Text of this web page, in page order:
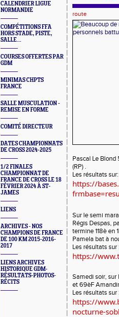
CALENDRIER LIGUE
NORMANDIE
COMPÉTITIONS FFA
HORS STADE, PISTE,
SALLE...
COURSES OFFERTES PAR
GDM
MINIMAS CHPTS
FRANCE
SALLE MUSCULATION -
REMISE EN FORME
COMITÉ DIRECTEUR
DATES CHAMPIONNATS
DE CROSS 2024-2025
1/2 FINALES
CHAMPIONNAT DE
FRANCE DE CROSS LE 18
FÉVRIER 2024 À ST-
JAMES
LIENS
ARCHIVES - NOS
CHAMPIONS DE FRANCE
DE 100 KM 2015-2016-
2017
LIENS ARCHIVES
HISTORIQUE GDM-
RÉSULTATS-PHOTOS-
RÉCITS
route
Pascal Le
(RP) .
Les résultats sur:
https://
Sur le semi
Régis Despas,
termine 118è en
Pamela bat à
Les résultats sur :
https://
Samedi soir, sur
et 69èF
Les résultats sur :
https://
nocturne-